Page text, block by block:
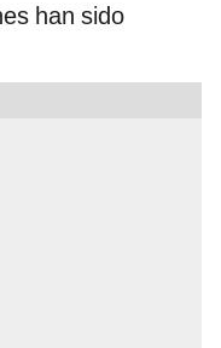
han sido